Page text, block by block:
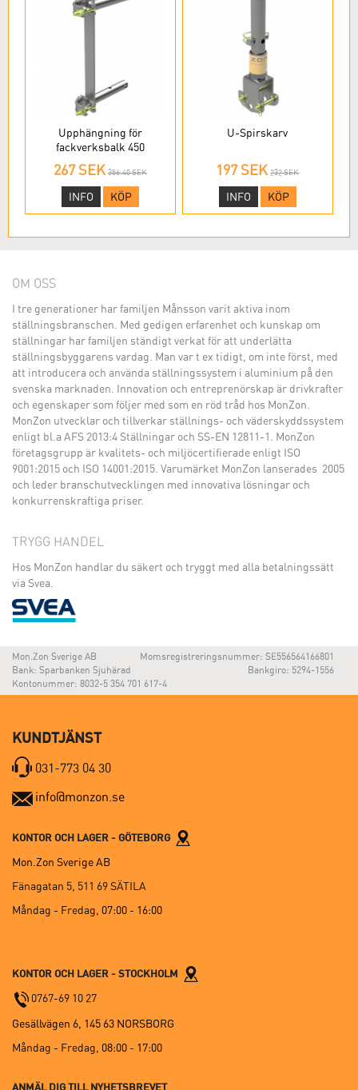
Upphängning för
fackverksbalk 450
267 SEK 356.40 SEK
INFO KÖP
U-Spirskarv
197 SEK 232 SEK
INFO KÖP
OM OSS
I tre generationer har familjen Månsson varit aktiva inom
ställningsbranschen. Med gedigen erfarenhet och kunskap om
ställningar har familjen ständigt verkat för att underlätta
ställningsbyggarens vardag. Man var t ex tidigt, om inte först, med
att introducera och använda ställningssystem i aluminium på den
svenska marknaden. Innovation och entreprenörskap är drivkrafter
och egenskaper som följer med som en röd tråd hos MonZon.
MonZon utvecklar och tillverkar ställnings- och väderskyddssystem
enligt bl.a AFS 2013:4 Ställningar och SS-EN 12811-1. MonZon
företagsgrupp är kvalitets- och miljöcertifierade enligt ISO
9001:2015 och ISO 14001:2015. Varumärket MonZon lanserades 2005
och leder branschutvecklingen med innovativa lösningar och
konkurrenskraftiga priser.
TRYGG HANDEL
Hos MonZon handlar du säkert och tryggt med alla betalningssätt
via Svea.
Mon.Zon Sverige AB
Momsregistreringsnummer: SE556564166801
Bank: Sparbanken Sjuhärad
Bankgiro: 5294-1556
Kontonummer: 8032-5 354 701 617-4
KUNDTJÄNST
031-773 04 30
info@monzon.se
KONTOR OCH LAGER - GÖTEBORG
Mon.Zon Sverige AB
Fänagatan 5, 511 69 SÄTILA
Måndag - Fredag, 07:00 - 16:00
KONTOR OCH LAGER - STOCKHOLM
0767-69 10 27
Gesällvägen 6, 145 63 NORSBORG
Måndag - Fredag, 08:00 - 17:00
ANMÄL DIG TILL NYHETSBREVET